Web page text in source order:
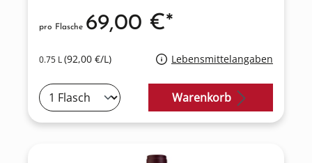
0.75 L(92,00 €/L) Lebensmittelangaben
pro Flasche 69,00 €*
Warenkorb